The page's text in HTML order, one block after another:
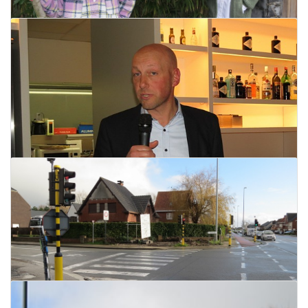
Evelien Maertens neemt Afrodite Shape
27 december 2020
Lees meer